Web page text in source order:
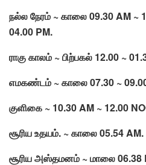
நல்ல நேரம் ~ காலை 09.30 AM ~
04.00 PM.
ராகு காலம் ~ பிற்பகல் 12.00 ~
எமகண்டம் ~ காலை 07.30 ~
குளிகை ~ 10.30 AM ~ 12.00
சூரிய உதயம். ~ காலை 05.54 AM.
சூரிய அஸ்தமனம் ~ மாலை 06.38